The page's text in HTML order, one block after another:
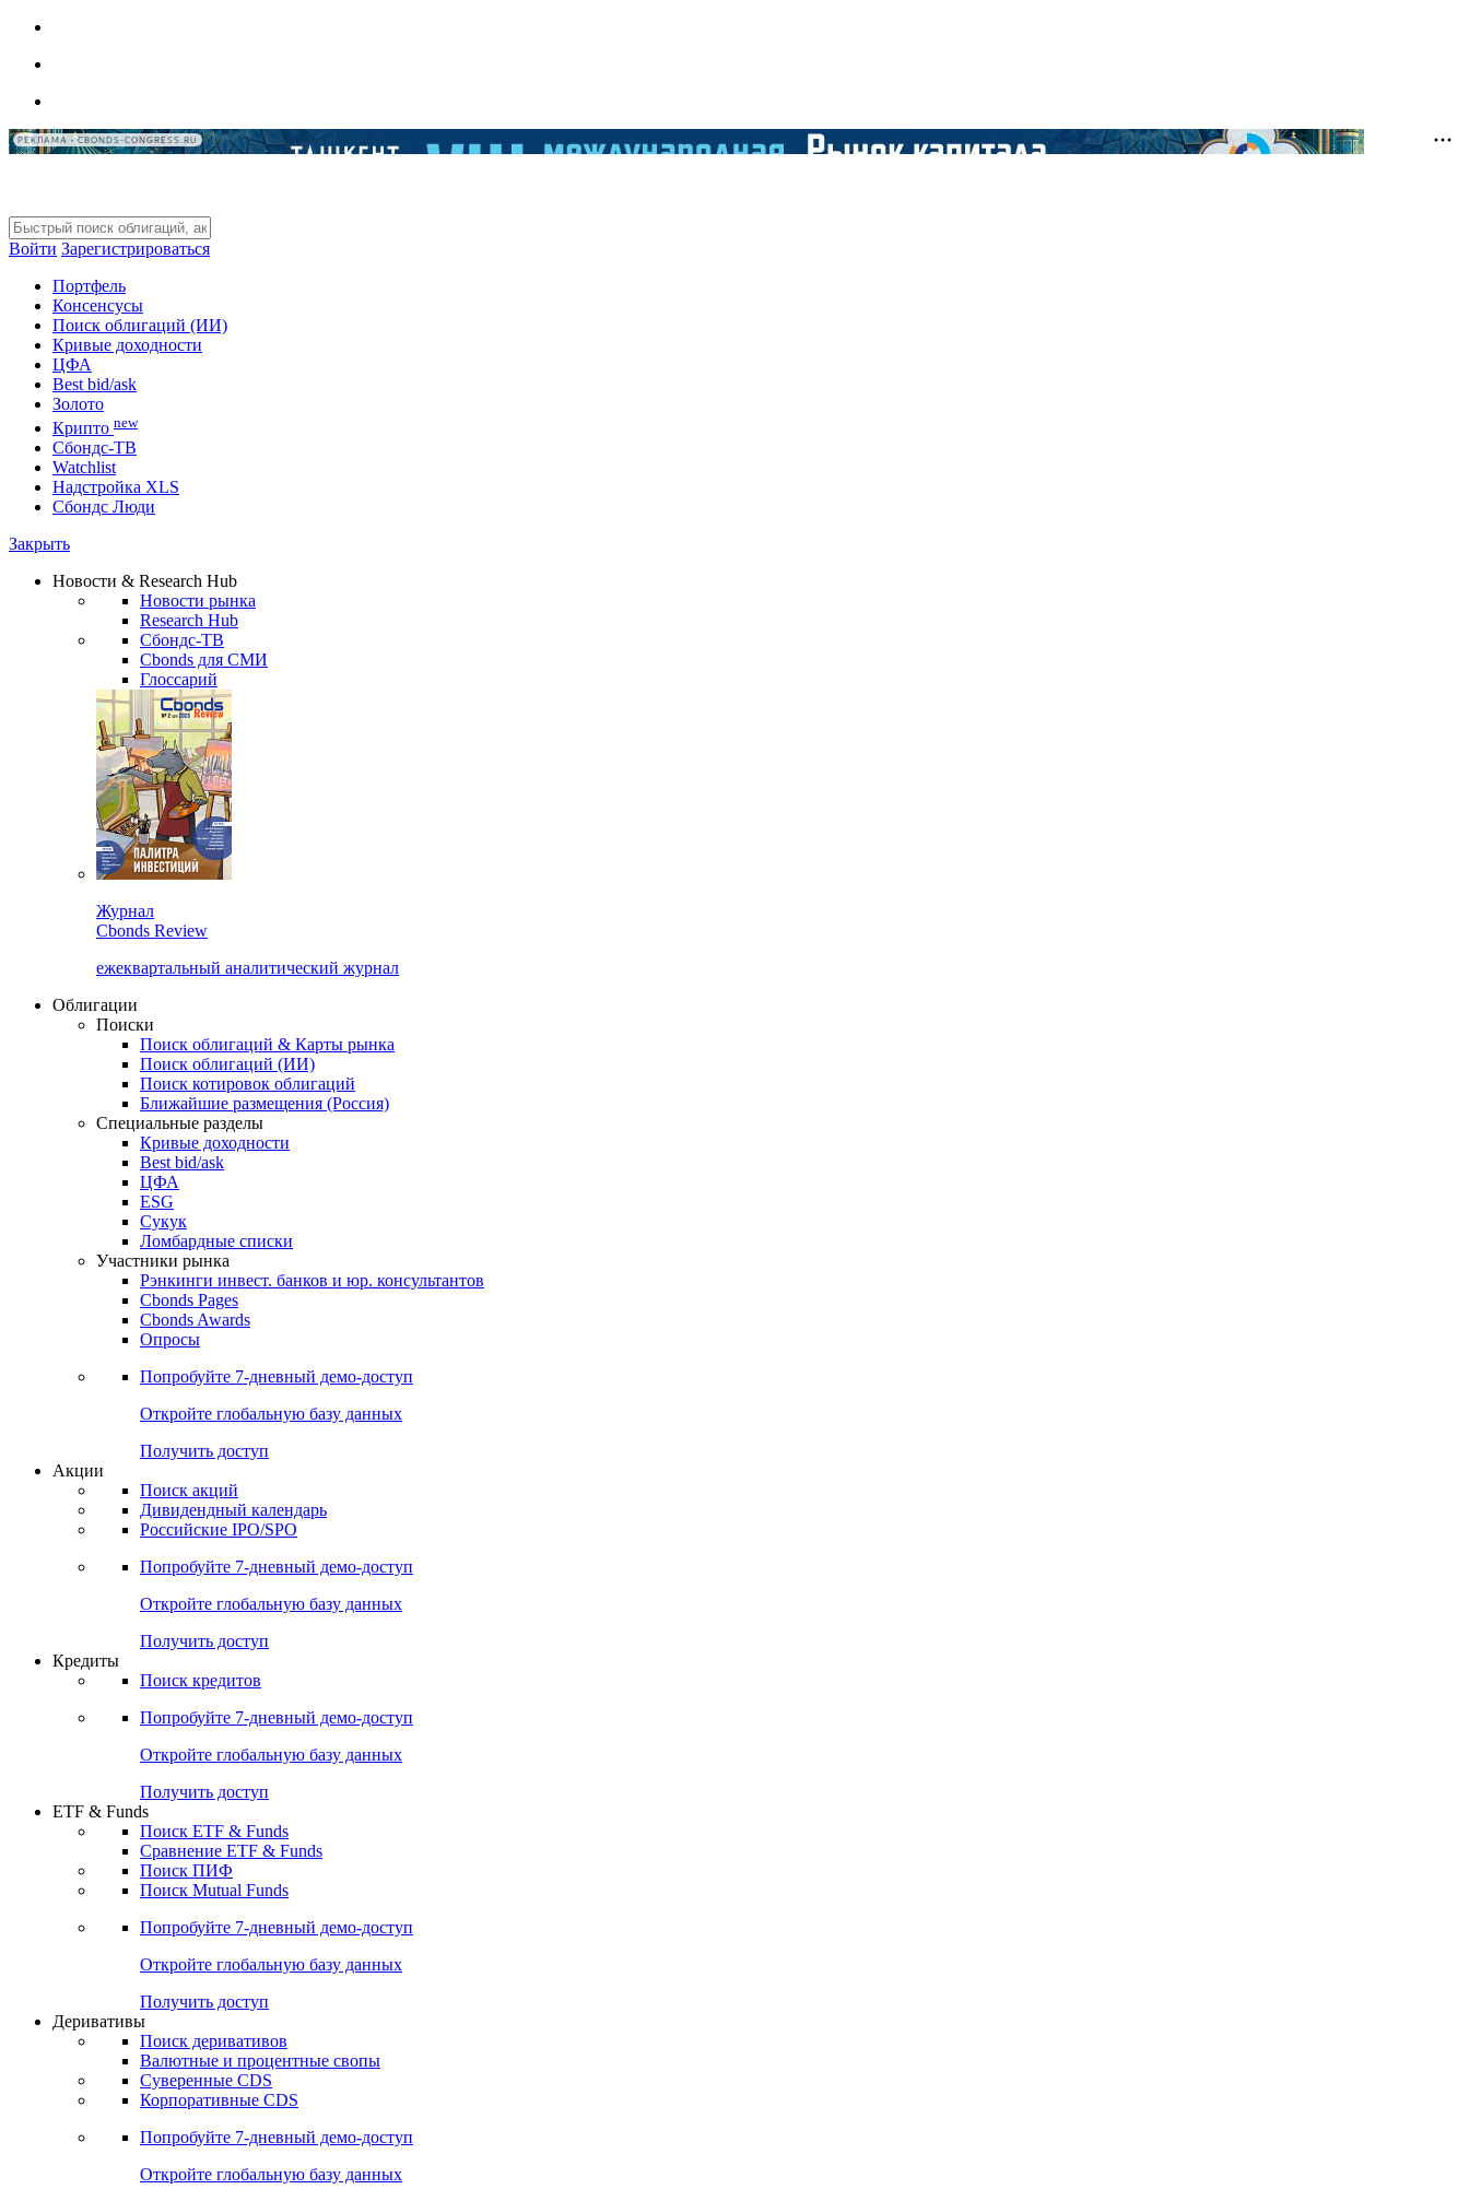
РЕКЛАМА • CBONDS-CONGRESS.RU
Войти Зарегистрироваться
Портфель
Консенсусы
Поиск облигаций (ИИ)
Кривые доходности
ЦФА
Best bid/ask
Золото
Крипто new
Сбондс-ТВ
Watchlist
Надстройка XLS
Сбондс Люди
Закрыть
Новости & Research Hub
Новости рынка
Research Hub
Сбондс-ТВ
Cbonds для СМИ
Глоссарий
Журнал
Cbonds Review
ежеквартальный аналитический журнал
Облигации
Поиски
Поиск облигаций & Карты рынка
Поиск облигаций (ИИ)
Поиск котировок облигаций
Ближайшие размещения (Россия)
Специальные разделы
Кривые доходности
Best bid/ask
ЦФА
ESG
Сукук
Ломбардные списки
Участники рынка
Рэнкинги инвест. банков и юр. консультантов
Cbonds Pages
Cbonds Awards
Опросы
Попробуйте 7-дневный демо-доступ
Откройте глобальную базу данных
Получить доступ
Акции
Поиск акций
Дивидендный календарь
Российские IPO/SPO
Попробуйте 7-дневный демо-доступ
Откройте глобальную базу данных
Получить доступ
Кредиты
Поиск кредитов
Попробуйте 7-дневный демо-доступ
Откройте глобальную базу данных
Получить доступ
ETF & Funds
Поиск ETF & Funds
Сравнение ETF & Funds
Поиск ПИФ
Поиск Mutual Funds
Попробуйте 7-дневный демо-доступ
Откройте глобальную базу данных
Получить доступ
Деривативы
Поиск деривативов
Валютные и процентные свопы
Суверенные CDS
Корпоративные CDS
Попробуйте 7-дневный демо-доступ
Откройте глобальную базу данных